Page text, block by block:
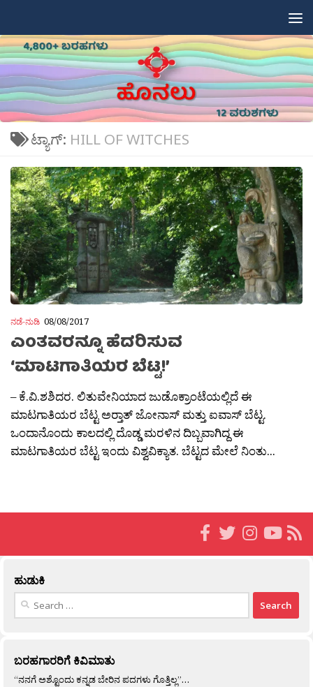
ಟ್ಯಾಗ್: HILL OF WITCHES
ನಡೆ-ನುಡಿ 08/08/2017
ಎಂತವರನ್ನೂ ಹೆದರಿಸುವ
‘ಮಾಟಗಾತಿಯರ ಬೆಟ್ಟ!’
– ಕೆ.ವಿ.ಶಶಿದರ. ಲಿತುವೇನಿಯಾದ ಜುಡೊಕ್ರಾಂಟೆಯಲ್ಲಿದೆ ಈ
ಮಾಟಗಾತಿಯರ ಬೆಟ್ಟ ಅರ‍್ತಾತ್ ಜೋನಾಸ್ ಮತ್ತು ಐವಾಸ್ ಬೆಟ್ಟ.
ಒಂದಾನೊಂದು ಕಾಲದಲ್ಲಿ ದೊಡ್ಡ ಮರಳಿನ ದಿಬ್ಬವಾಗಿದ್ದ ಈ
ಮಾಟಗಾತಿಯರ ಬೆಟ್ಟ ಇಂದು ವಿಶ್ವವಿಕ್ಯಾತ. ಬೆಟ್ಟದ ಮೇಲೆ ನಿಂತು...
ಹುಡುಕಿ
Search
ಬರಹಗಾರರಿಗೆ ಕಿವಿಮಾತು
“ನನಗೆ ಅಶ್ಟೊಂದು ಕನ್ನಡ ಬೇರಿನ ಪದಗಳು ಗೊತ್ತಿಲ್ಲ”…